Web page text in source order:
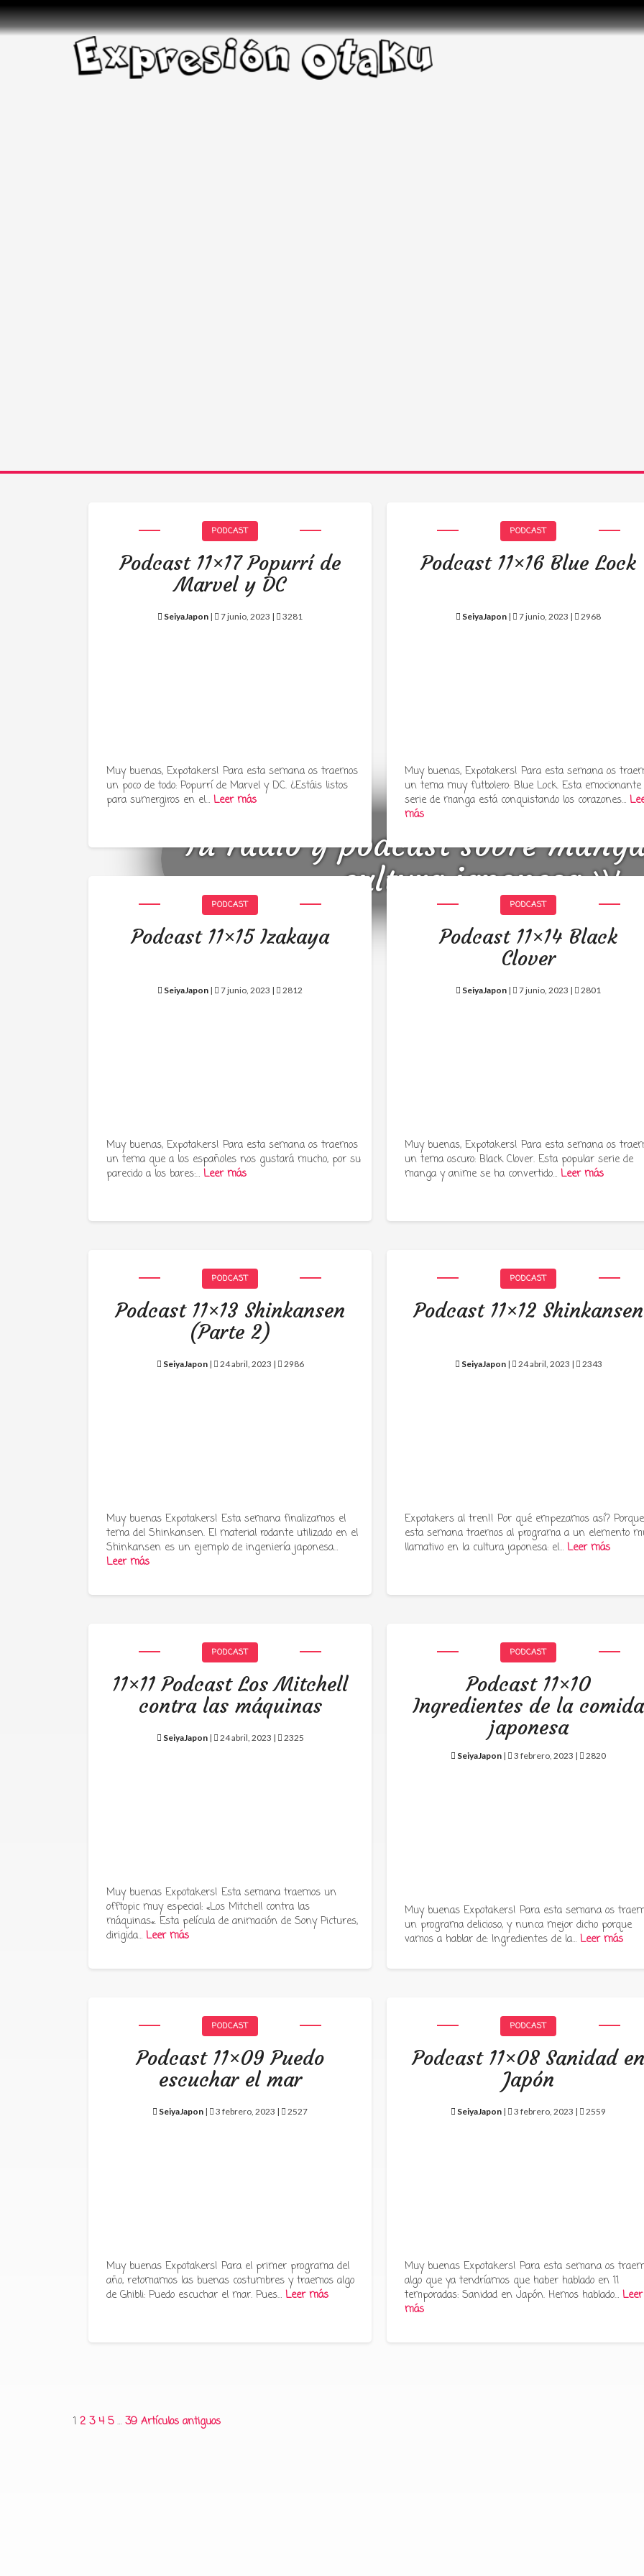
Tu radio y podcast sobre
cultura japonesa ツ
PODCAST
Podcast 11×17 Popurrí de
Marvel y DC
SeiyaJapon | 7 junio, 2023 | 3281
Muy buenas, Expotakers! Para esta semana os traemos
un poco de todo: Popurrí de Marvel y DC. ¿Estáis listos
para sumergiros en el…Leer más
PODCAST
Podcast 11×16 Blue Lock
SeiyaJapon | 7 junio, 2023 | 2968
Muy buenas, Expotakers! Para esta semana os
un tema muy futbolero: Blue Lock. Esta emocionante
serie de manga está conquistando los corazones…
más
PODCAST
Podcast 11×15 Izakaya
SeiyaJapon | 7 junio, 2023 | 2812
Muy buenas, Expotakers! Para esta semana os traemos
un tema que a los españoles nos gustará mucho, por su
parecido a los bares:…Leer más
PODCAST
Podcast 11×14 Black
Clover
SeiyaJapon | 7 junio, 2023 | 2801
Muy buenas, Expotakers! Para esta semana os
un tema oscuro: Black Clover. Esta popular serie de
manga y anime se ha convertido…Leer más
PODCAST
Podcast 11×13 Shinkansen
(Parte 2)
SeiyaJapon| 24 abril, 2023 | 2986
Muy buenas Expotakers! Esta semana finalizamos el
tema del Shinkansen. El material rodante utilizado en el
Shinkansen es un ejemplo de ingeniería japonesa…
Leer más
PODCAST
Podcast 11×12 Shinkansen
SeiyaJapon| 24 abril, 2023 | 2343
Expotakers al tren!! Por qué empezamos así? Porque
esta semana traemos al programa a un elemento
llamativo en la cultura japonesa: el…Leer más
PODCAST
11×11 Podcast Los Mitchell
contra las máquinas
SeiyaJapon| 24 abril, 2023 | 2325
Muy buenas Expotakers! Esta semana traemos un
offtopic muy especial: «Los Mitchell contra las
máquinas«. Esta película de animación de Sony Pictures,
dirigida…Leer más
PODCAST
Podcast 11×10
Ingredientes de la comida
japonesa
SeiyaJapon | 3 febrero, 2023 | 2820
Muy buenas Expotakers! Para esta semana os
un programa delicioso, y nunca mejor dicho porque
vamos a hablar de: Ingredientes de la…Leer más
PODCAST
Podcast 11×09 Puedo
escuchar el mar
SeiyaJapon | 3 febrero, 2023 | 2527
Muy buenas Expotakers! Para el primer programa del
año, retomamos las buenas costumbres y traemos algo
de Ghibli: Puedo escuchar el mar. Pues…Leer más
PODCAST
Podcast 11×08 Sanidad en
Japón
SeiyaJapon | 3 febrero, 2023 | 2559
Muy buenas Expotakers! Para esta semana os
algo que ya tendríamos que haber hablado en 11
temporadas: Sanidad en Japón. Hemos hablado…Leer
más
Paginación
1 2 3 4 5 … 39 Artículos antiguos